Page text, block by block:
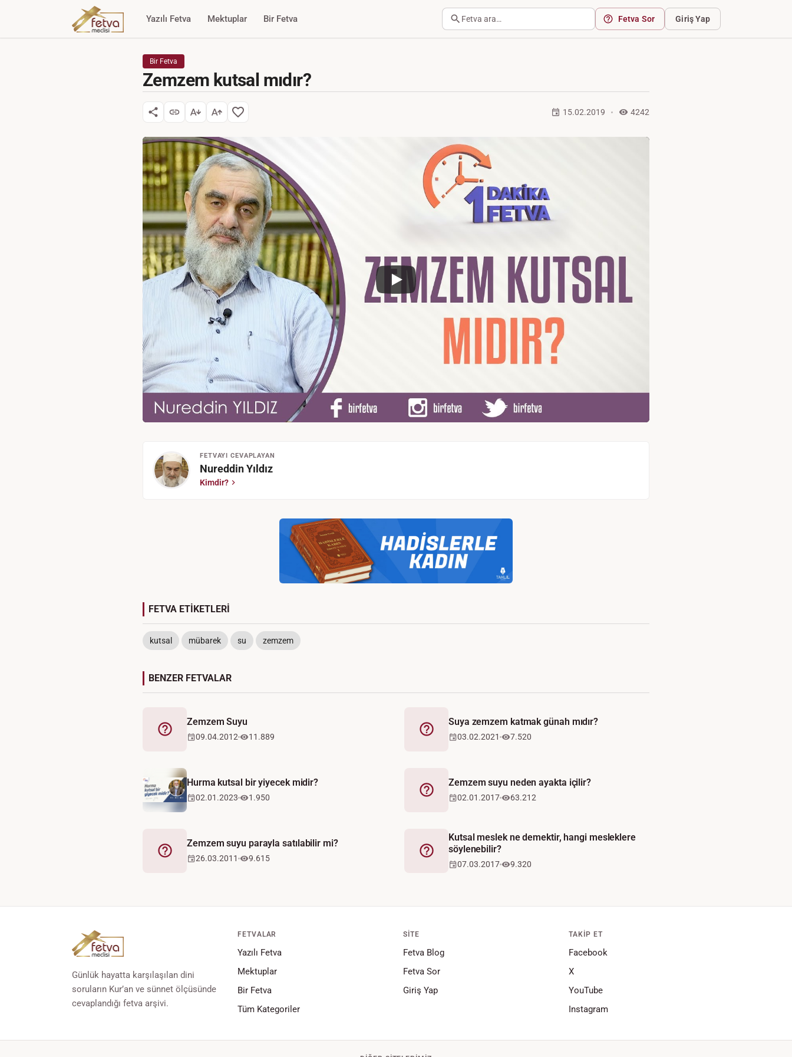
Yazılı Fetva Mektuplar Bir Fetva Fetva ara… Fetva Sor Giriş Yap
Bir Fetva
Zemzem kutsal mıdır?
15.02.2019 4242
FETVAYI CEVAPLAYAN
Nureddin Yıldız
Kimdir?
FETVA ETİKETLERİ
kutsal mübarek su zemzem
BENZER FETVALAR
Fetva
Zemzem Suyu
09.04.2012 11.889 Fetva
Suya zemzem katmak günah mıdır?
03.02.2021 7.520
Hurma kutsal bir yiyecek midir?
02.01.2023 1.950 Fetva
Zemzem suyu neden ayakta içilir?
02.01.2017 63.212
Fetva
Zemzem suyu parayla satılabilir mi?
26.03.2011 9.615 Fetva
Kutsal meslek ne demektir, hangi mesleklere
söylenebilir?
07.03.2017 9.320
Günlük hayatta karşılaşılan dini
soruların Kur’an ve sünnet ölçüsünde
cevaplandığı fetva arşivi.
FETVALAR
Yazılı Fetva
Mektuplar
Bir Fetva
Tüm Kategoriler
SITE
Fetva Blog
Fetva Sor
Giriş Yap
TAKIP ET
Facebook
X
YouTube
Instagram